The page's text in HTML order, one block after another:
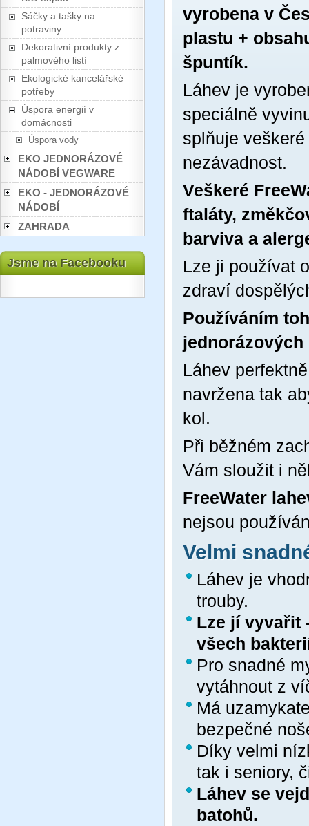
Sáčky a tašky na
potraviny
Dekorativní produkty z
palmového listí
Ekologické kancelářské
potřeby
Úspora energií v
domácnosti
Úspora vody
EKO JEDNORÁZOVÉ
NÁDOBÍ VEGWARE
EKO - JEDNORÁZOVÉ
NÁDOBÍ
ZAHRADA
Jsme na Facebooku
vyrobena v
plastu +
špuntík.
Láhev je
speciálně
splňuje
nezávadnost.
Veškeré
ftaláty,
barviva a
Lze ji používat
zdraví
Používáním
jednorázových
Láhev
navržena tak
kol.
Při běžném
Vám sloužit i
FreeWater
nejsou
Velmi
Láhev je
trouby.
Lze jí vyvařit
všech
Pro snadné
vytáhnout z
Má
bezpečné
Díky velmi
tak i seniory,
Láhev se
batohů.